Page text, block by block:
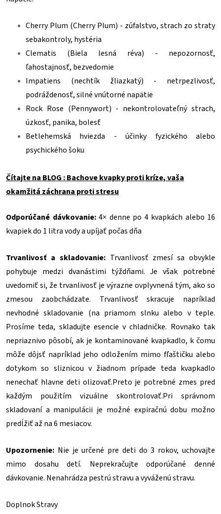
Cherry Plum (Cherry Plum) - zúfalstvo, strach zo straty
sebakontroly, hystéria
Clematis (Biela lesná réva) - nepozornosť,
ľahostajnosť, bezvedomie
Impatiens (nechtík žliazkatý) - netrpezlivosť,
podráždenosť, silné vnútorné napätie
Rock Rose (Pennywort) - nekontrolovateľný strach,
úzkosť, panika, bolesť
Betlehemská hviezda - účinky fyzického alebo
psychického šoku
Čítajte na BLOG : Bachove kvapky proti kríze, vaša
okamžitá záchrana proti stresu
Odporúčané dávkovanie:4× denne po 4 kvapkách alebo 16
kvapiek do 1 litra vody a upíjať počas dňa
Trvanlivosť a skladovanie:Trvanlivosť zmesí sa obvykle
pohybuje medzi dvanástimi týždňami. Je však potrebné
uvedomiť si, že trvanlivosť je výrazne ovplyvnená tým, ako so
zmesou zaobchádzate. Trvanlivosť skracuje napríklad
nevhodné skladovanie (na priamom slnku alebo v teple.
Prosíme teda, skladujte esencie v chladničke. Rovnako tak
nepriaznivo pôsobí, ak je kontaminované kvapkadlo, k čomu
môže dôjsť napríklad jeho odložením mimo fľaštičku alebo
dotykom so sliznicou v žiadnom prípade teda kvapkadlo
nenechať hlavne deti olizovať.Preto je potrebné zmes pred
každým použitím vizuálne skontrolovať.Pri správnom
skladovaní a manipulácii je možné expiračnú dobu možno
predĺžiť až na 6 mesiacov.
Upozornenie: Nie je určené pre deti do 3 rokov, uchovajte
mimo dosahu detí. Neprekračujte odporúčané denné
dávkovanie. Nenahrádza pestrú stravu a vyváženú stravu.
Doplnok Stravy